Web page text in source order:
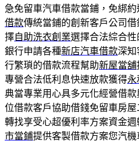
急免留車汽車借款當鋪，免綁
借款傳統當鋪的創新客戶公司
擇自助洗衣創業選擇合法綜合
銀行申請各種新店汽車借款深知
行繁瑣的借款流程幫助新屋當舖
專營合法低利息快速放款獲得永
典當專業用心具多元化經營借款
位借款客戶協助借錢免留車房
轉找享受心超優利率方案資金
市當鋪提供客製借款方案您汽